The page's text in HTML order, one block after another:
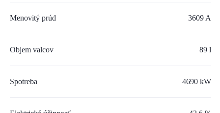
MÔJSTROJ.SK
AKCIOVÉ PONUKY
O NÁS
TLAČOVÉ CENTRUM
Menovitý prúd 3609 A
Objem valcov 89 l
Spotreba 4690 kW